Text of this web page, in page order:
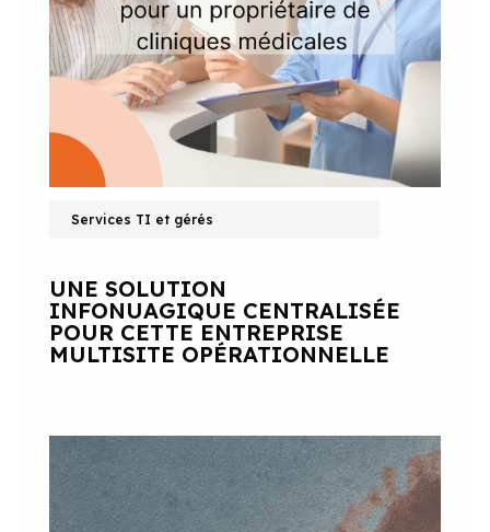
Services TI et gérés
UNE SOLUTION
INFONUAGIQUE CENTRALISÉE
POUR CETTE ENTREPRISE
MULTISITE OPÉRATIONNELLE